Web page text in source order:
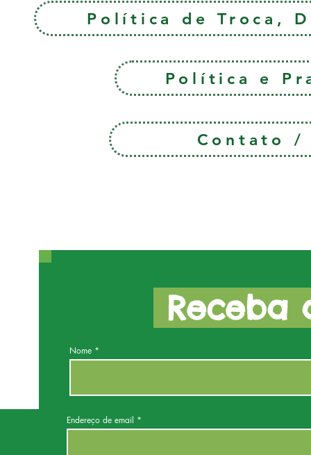
Política de Troca,
Política e
Contato /
Receba
Nome
Endereço de email